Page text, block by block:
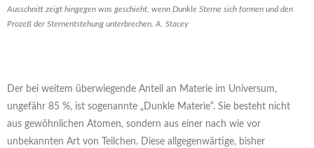
Ausschnitt zeigt hingegen was geschieht, wenn Dunkle Sterne sich formen und den
Prozeß der Sternentstehung unterbrechen. A. Stacey
Der bei weitem überwiegende Anteil an Materie im Universum,
ungefähr 85 %, ist sogenannte „Dunkle Materie“. Sie besteht nicht
aus gewöhnlichen Atomen, sondern aus einer nach wie vor
unbekannten Art von Teilchen. Diese allgegenwärtige, bisher